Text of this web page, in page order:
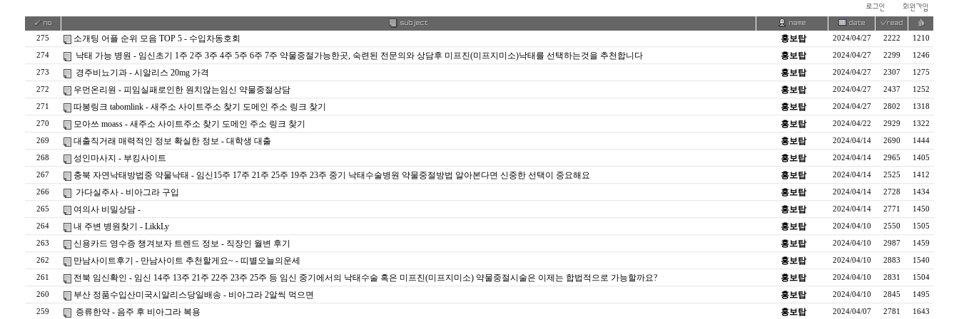
275 소개팅 어플 순위 모음 TOP 5 - 수­입­차­동­호­회 홍보탑 2024/04/27 2222 1210
274 낙태 가능 병원 - 임신초기 1주 2주 3주 4주 5주 6주 7주 약물중절가능한곳, 숙련된 전문의와 상담후 미프진(미프지미소)낙태를 선택하는것을 추천합니다 홍보탑 2024/04/27 2299 1246
273 경주비뇨기과 - 시알리스 20mg 가격 홍보탑 2024/04/27 2307 1275
272 우먼온리원 - 피임실패로인한 원치않는임신 약물중절상담 홍보탑 2024/04/27 2437 1252
271 따봉링크 tabomlink - 새주소 사이트주소 찾기 도메인 주소 링크 찾기 홍보탑 2024/04/27 2802 1318
270 모아쓰 moass - 새주소 사이트주소 찾기 도메인 주소 링크 찾기 홍보탑 2024/04/22 2929 1322
269 대출직거래 매력적인 정보 확실한 정보 - 대학생 대출 홍보탑 2024/04/14 2690 1444
268 성인마사지 - 부킹사이트 홍보탑 2024/04/14 2965 1405
267 충북 자연낙태방법중 약물낙태 - 임신15주 17주 21주 25주 19주 23주 중기 낙태수술병원 약물중절방법 알아본다면 신중한 선택이 중요해요 홍보탑 2024/04/14 2525 1412
266 가다실주사 - 비아그라 구입 홍보탑 2024/04/14 2728 1434
265 여의사 비밀상담 - 홍보탑 2024/04/14 2771 1450
264 내 주변 병원찾기 - LikkLy 홍보탑 2024/04/10 2550 1505
263 신용카드 영수증 챙겨보자 트렌드 정보 - 직장인 월변 후기 홍보탑 2024/04/10 2987 1459
262 만남사이트후기 - 만남사이트 추천할게요~ - 띠­별­오­늘­의­운­세 홍보탑 2024/04/10 2883 1540
261 전북 임신확인 - 임신 14주 13주 21주 22주 23주 25주 등 임신 중기에서의 낙태수술 혹은 미프진(미프지미소) 약물중절시술은 이제는 합법적으로 가능할까요? 홍보탑 2024/04/10 2831 1504
260 부산 정품수입산미국시­알리스당일배송 - 비아그라 2알씩 먹으면 홍보탑 2024/04/10 2845 1495
259 증류한약 - 음주 후 비아그라 복용 홍보탑 2024/04/07 2781 1643